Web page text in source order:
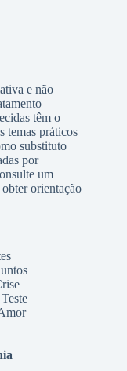
e não
têm o
temas práticos
substituto
por
um
orientação